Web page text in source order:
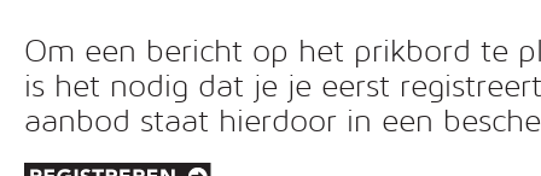
Om een bericht op het prikbord te
is het nodig dat je je eerst
aanbod staat hierdoor in een